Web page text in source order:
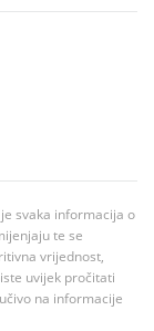
svaka informacija o
te se
vrijednost,
uvijek pročitati
na informacije